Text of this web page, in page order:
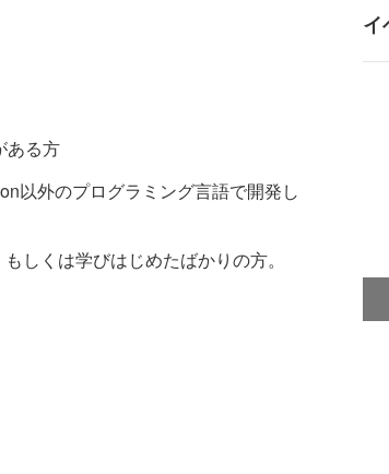
ある方
以外のプログラミング言語で開発し
しくは学びはじめたばかりの方。
イ